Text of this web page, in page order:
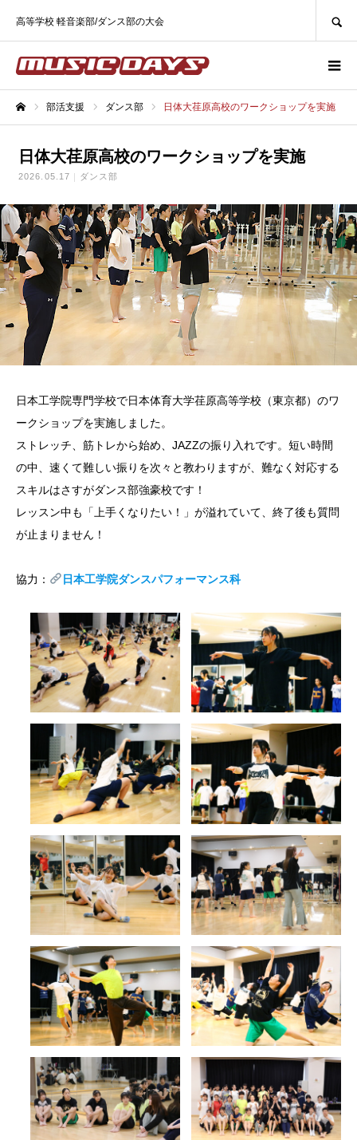
高等学校 軽音楽部/ダンス部の大会
部活支援 ダンス部 日体大荏原高校のワークショップを実施
日体大荏原高校のワークショップを実施
2026.05.17 ダンス部
日本工学院専門学校で日本体育大学荏原高等学校（東京都）のワ
ークショップを実施しました。
ストレッチ、筋トレから始め、JAZZの振り入れです。短い時間
の中、速くて難しい振りを次々と教わりますが、難なく対応する
スキルはさすがダンス部強豪校です！
レッスン中も「上手くなりたい！」が溢れていて、終了後も質問
が止まりません！
協力： 日本工学院ダンスパフォーマンス科